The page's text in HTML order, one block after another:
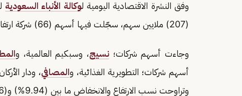
وفق النشرة الاقتصادية اليومية لوكالة الأنباء السعودية
(207) ملايين سهم، سجّلت فيها أسهم (66) شركة ارتفاعًا في قيمتها، فيما تراجعت أسهم (188) شركة.
وجاءت أسهم شركات؛ نسيج، وسبكيم العالمية، و
أسهم شركات؛ التطويرية الغذائية، والمصافي، ودار
وتراوحت نسب الارتفاع والانخفاض ما بين (9.94%) و(5.46%).